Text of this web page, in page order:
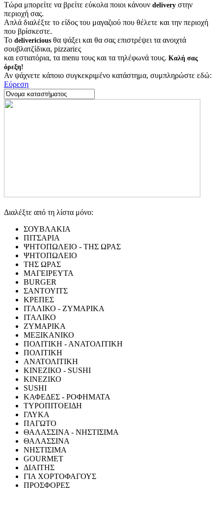
Τώρα μπορείτε να βρείτε εύκολα ποιοι κάνουν delivery στην
περιοχή σας.
Απλά διαλέξτε το είδος του μαγαζιού που θέλετε και την περιοχή
που βρίσκεστε.
Το delivericious θα ψάξει και θα σας επιστρέψει τα ανοιχτά
σουβλατζίδικα, pizzariες
και εστιατόρια, τα menu τους και τα τηλέφωνά τους. Καλή σας
όρεξη!
Αν ψάχνετε κάποιο συγκεκριμένο κατάστημα, συμπληρώστε εδώ:
Εύρεση
Διαλέξτε από τη λίστα μόνο:
ΣΟΥΒΛΑΚΙΑ
ΠΙΤΣΑΡΙΑ
ΨΗΤΟΠΩΛΕΙΟ - ΤΗΣ ΩΡΑΣ
ΨΗΤΟΠΩΛΕΙΟ
ΤΗΣ ΩΡΑΣ
ΜΑΓΕΙΡΕΥΤΑ
BURGER
ΣΑΝΤΟΥΙΤΣ
ΚΡΕΠΕΣ
ΙΤΑΛΙΚΟ - ΖΥΜΑΡΙΚΑ
ΙΤΑΛΙΚΟ
ΖΥΜΑΡΙΚΑ
ΜΕΞΙΚΑΝΙΚΟ
ΠΟΛΙΤΙΚΗ - ΑΝΑΤΟΛΙΤΙΚΗ
ΠΟΛΙΤΙΚΗ
ΑΝΑΤΟΛΙΤΙΚΗ
ΚΙΝΕΖΙΚΟ - SUSHI
ΚΙΝΕΖΙΚΟ
SUSHI
ΚΑΦΕΔΕΣ - ΡΟΦΗΜΑΤΑ
ΤΥΡΟΠΙΤΟΕΙΔΗ
ΓΛΥΚΑ
ΠΑΓΩΤΟ
ΘΑΛΑΣΣΙΝΑ - ΝΗΣΤΙΣΙΜΑ
ΘΑΛΑΣΣΙΝΑ
ΝΗΣΤΙΣΙΜΑ
GOURMET
ΔΙΑΙΤΗΣ
ΓΙΑ ΧΟΡΤΟΦΑΓΟΥΣ
ΠΡΟΣΦΟΡΕΣ